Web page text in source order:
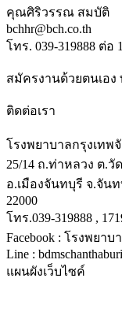
คุณศิริวรรณ สมบัติ
bchhr@bch.co.th
โทร. 039-319888 ต่อ
สมัครงานด้วยตนเอง
ติดต่อเรา
โรงพยาบาลกรุงเทพ
25/14 ถ.ท่าหลวง ต.วั
อ.เมืองจันทบุรี จ.จัน
22000
โทร.039-319888 ,
Facebook : โรงพยา
Line : bdmschanthaburi
แผนผังเว็บไซค์